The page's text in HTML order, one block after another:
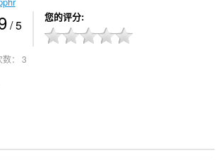
/ 5 您的评分
： 3